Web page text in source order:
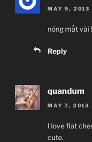
MAY 9, 2013
nóng mắt vãi
Reply
quandum
MAY 7, 2013
I love flat
cute.